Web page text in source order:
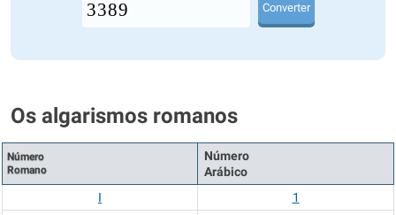
Converter
Os algarismos romanos
Número
Romano
Número
Arábico
I
1